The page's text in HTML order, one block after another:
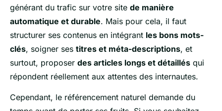
générant du trafic sur votre site de manière
automatique et durable. Mais pour cela, il faut
structurer ses contenus en intégrant les bons mots-
clés, soigner ses titres et méta-descriptions, et
surtout, proposer des articles longs et détaillés qui
répondent réellement aux attentes des internautes.
Cependant, le référencement naturel demande du